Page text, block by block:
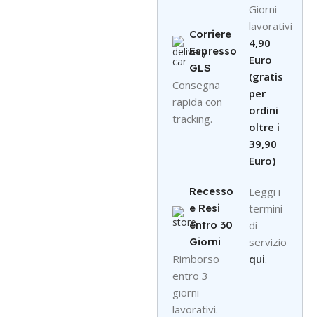
Corriere
Espresso
GLS
Consegna
rapida con
tracking.
Giorni
lavorativi
4,90
Euro
(gratis
per
ordini
oltre i
39,90
Euro)
Recesso
e Resi
entro 30
Giorni
Rimborso
entro 3
giorni
lavorativi.
Leggi i
termini
di
servizio
qui.